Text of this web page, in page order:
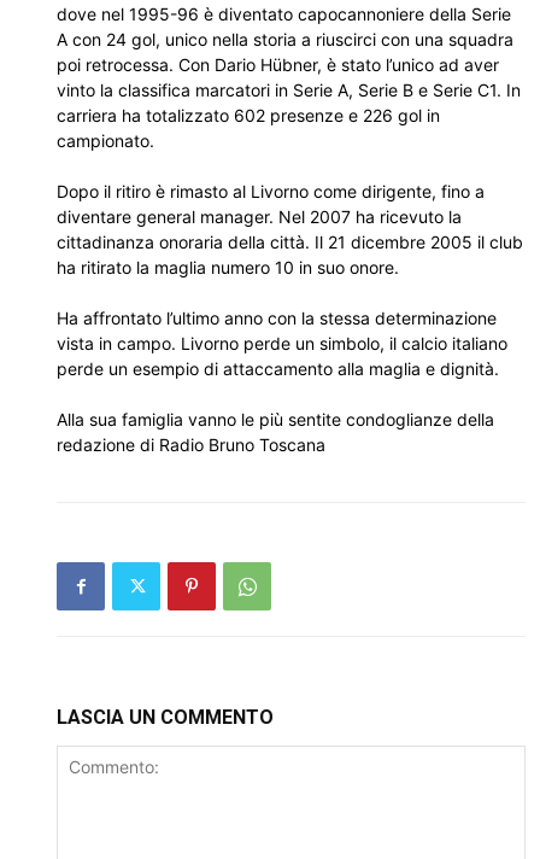
dove nel 1995-96 è diventato capocannoniere della Serie
A con 24 gol, unico nella storia a riuscirci con una squadra
poi retrocessa. Con Dario Hübner, è stato l’unico ad aver
vinto la classifica marcatori in Serie A, Serie B e Serie C1. In
carriera ha totalizzato 602 presenze e 226 gol in
campionato.
Dopo il ritiro è rimasto al Livorno come dirigente, fino a
diventare general manager. Nel 2007 ha ricevuto la
cittadinanza onoraria della città. Il 21 dicembre 2005 il club
ha ritirato la maglia numero 10 in suo onore.
Ha affrontato l’ultimo anno con la stessa determinazione
vista in campo. Livorno perde un simbolo, il calcio italiano
perde un esempio di attaccamento alla maglia e dignità.
Alla sua famiglia vanno le più sentite condoglianze della
redazione di Radio Bruno Toscana
LASCIA UN COMMENTO